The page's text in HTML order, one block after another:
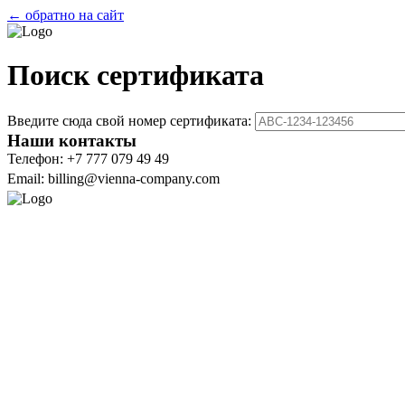
← обратно на сайт
Поиск сертификата
Введите сюда свой номер сертификата:
Наши контакты
Телефон: +7 777 079 49 49
Email: billing@vienna-company.com